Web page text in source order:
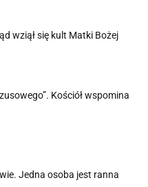
wziął się kult Matki Bożej
Kościół wspomina
Jedna osoba jest ranna